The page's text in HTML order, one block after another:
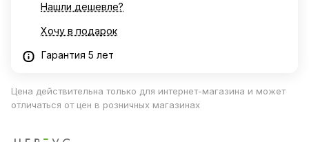
Нашли дешевле?
Хочу в подарок
Гарантия 5 лет
Цена действительна только для интернет-магазина и может
отличаться от цен в розничных магазинах